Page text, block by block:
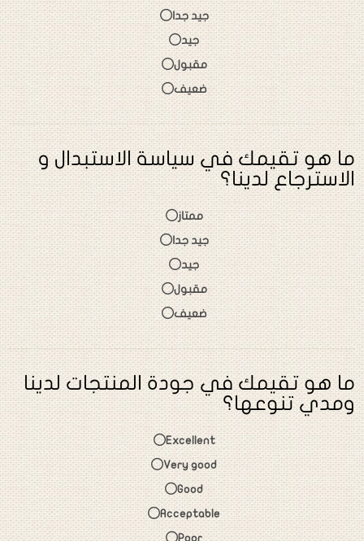
جيد جدا
جيد
مقبول
ضعيف
ما هو تقيمك في سياسة الاستبدال و
الاسترجاع لدينا؟
ممتاز
جيد جدا
جيد
مقبول
ضعيف
ما هو تقيمك في جودة المنتجات لدينا
ومدي تنوعها؟
Excellent
Very good
Good
Acceptable
Poor